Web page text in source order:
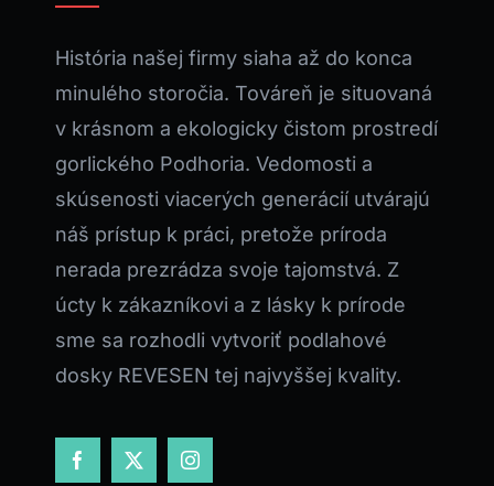
História našej firmy siaha až do konca
minulého storočia. Továreň je situovaná
v krásnom a ekologicky čistom prostredí
gorlického Podhoria. Vedomosti a
skúsenosti viacerých generácií utvárajú
náš prístup k práci, pretože príroda
nerada prezrádza svoje tajomstvá. Z
úcty k zákazníkovi a z lásky k prírode
sme sa rozhodli vytvoriť podlahové
dosky REVESEN tej najvyššej kvality.